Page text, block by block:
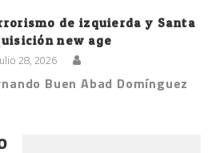
de izquierda y Santa
new age
28, 2026
Buen Abad Domínguez